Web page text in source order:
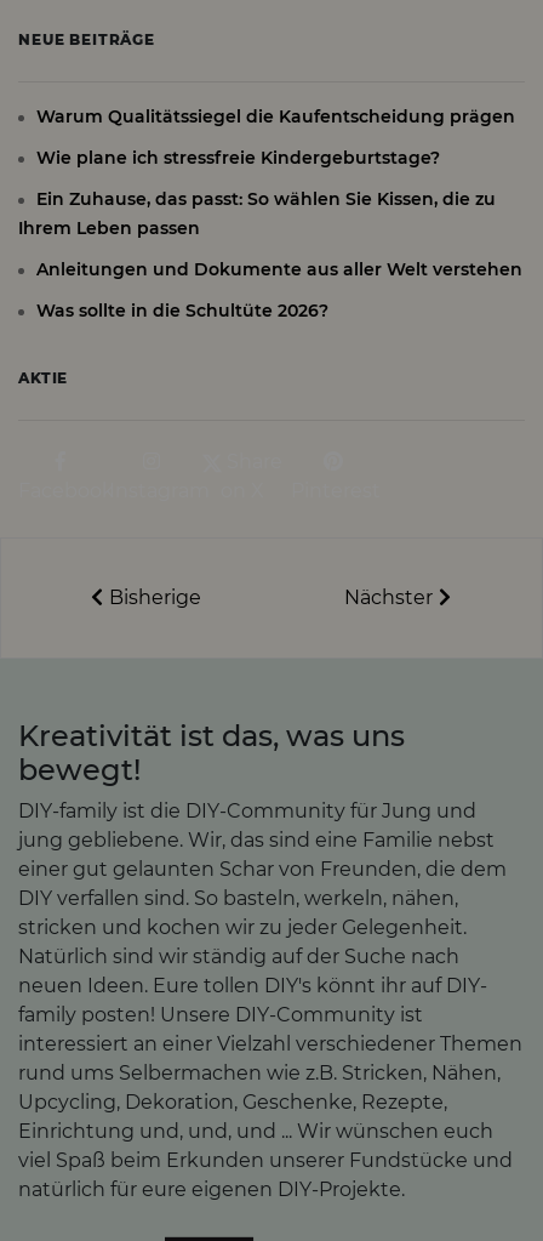
NEUE BEITRÄGE
Warum Qualitätssiegel die Kaufentscheidung prägen
Wie plane ich stressfreie Kindergeburtstage?
Ein Zuhause, das passt: So wählen Sie Kissen, die zu
Ihrem Leben passen
Anleitungen und Dokumente aus aller Welt verstehen
Was sollte in die Schultüte 2026?
AKTIE
Bisherige Nächster
Kreativität ist das, was uns
bewegt!
DIY-family ist die DIY-Community für Jung und
jung gebliebene. Wir, das sind eine Familie nebst
einer gut gelaunten Schar von Freunden, die dem
DIY verfallen sind. So basteln, werkeln, nähen,
stricken und kochen wir zu jeder Gelegenheit.
Natürlich sind wir ständig auf der Suche nach
neuen Ideen. Eure tollen DIY's könnt ihr auf DIY-
family posten! Unsere DIY-Community ist
interessiert an einer Vielzahl verschiedener Themen
rund ums Selbermachen wie z.B. Stricken, Nähen,
Upcycling, Dekoration, Geschenke, Rezepte,
Einrichtung und, und, und ... Wir wünschen euch
viel Spaß beim Erkunden unserer Fundstücke und
natürlich für eure eigenen DIY-Projekte.